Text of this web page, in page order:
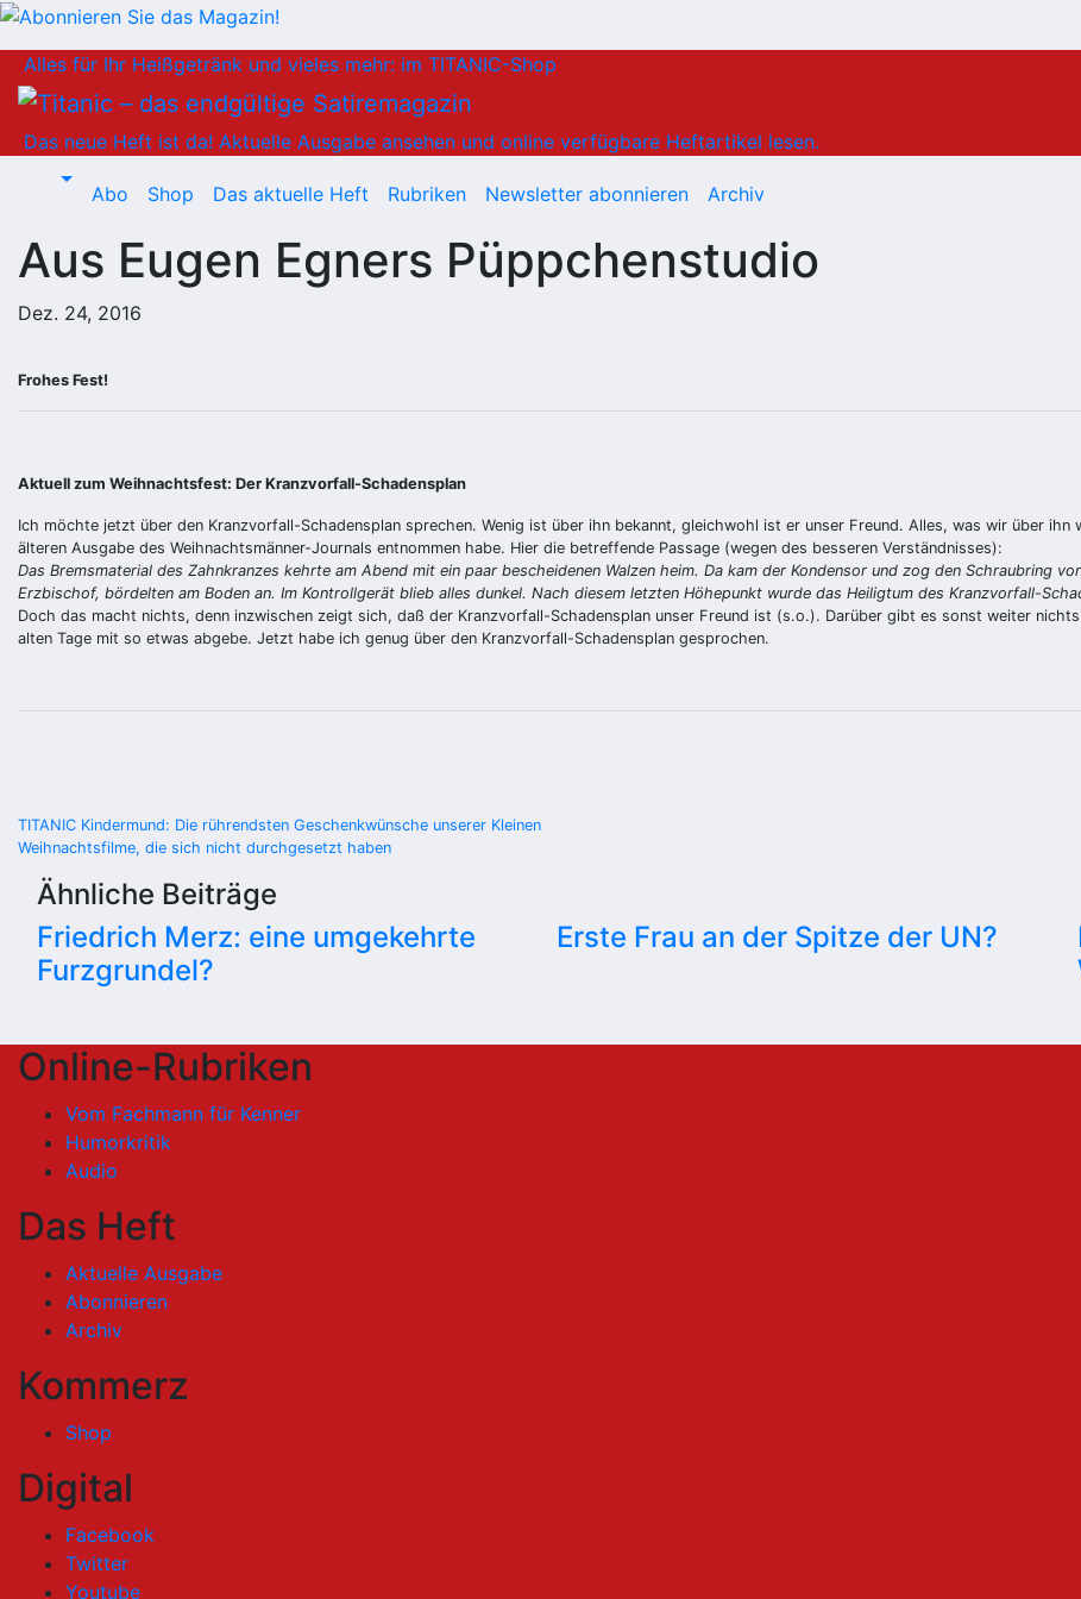
Inhalt
springen
Alles für Ihr Heißgetränk und vieles mehr: im TITANIC-Shop
Das neue Heft ist da! Aktuelle Ausgabe ansehen und online verfügbare Heftartikel lesen.
Abo Shop Das aktuelle Heft Rubriken Newsletter abonnieren Archiv
Aus Eugen Egners Püppchenstudio
Dez. 24, 2016
Frohes Fest!
Aktuell zum Weihnachtsfest: Der Kranzvorfall-Schadensplan
Ich möchte jetzt über den Kranzvorfall-Schadensplan sprechen. Wenig ist über ihn bekannt, gleichwohl ist er unser Freund. Alles, was wir über
älteren Ausgabe des Weihnachtsmänner-Journals entnommen habe. Hier die betreffende Passage (wegen des besseren Verständnisses):
Das Bremsmaterial des Zahnkranzes kehrte am Abend mit ein paar bescheidenen Walzen heim. Da kam der Kondensor und zog den Schraubring
Erzbischof, bördelten am Boden an. Im Kontrollgerät blieb alles dunkel. Nach diesem letzten Höhepunkt wurde das Heiligtum des Kranzvorfall-
Doch das macht nichts, denn inzwischen zeigt sich, daß der Kranzvorfall-Schadensplan unser Freund ist (s.o.). Darüber gibt es sonst weiter
alten Tage mit so etwas abgebe. Jetzt habe ich genug über den Kranzvorfall-Schadensplan gesprochen.
Beitragsnavigation
TITANIC Kindermund: Die rührendsten Geschenkwünsche unserer Kleinen
Weihnachtsfilme, die sich nicht durchgesetzt haben
Ähnliche Beiträge
Friedrich Merz: eine umgekehrte
Furzgrundel?
Erste Frau an der Spitze der UN?
Online-Rubriken
Vom Fachmann für Kenner
Humorkritik
Audio
Das Heft
Aktuelle Ausgabe
Abonnieren
Archiv
Kommerz
Shop
Digital
Facebook
Twitter
Youtube